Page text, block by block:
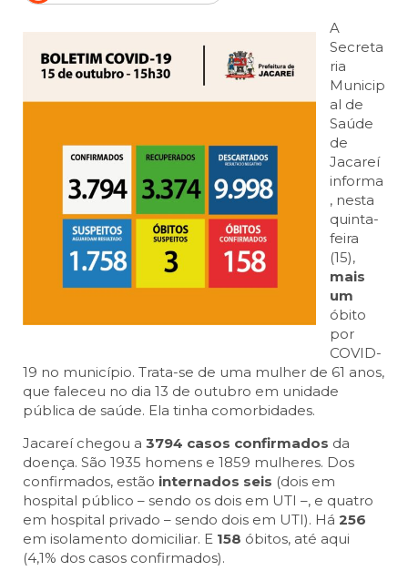
A
Secreta
ria
Municip
al de
Saúde
de
Jacareí
informa
, nesta
quinta-
feira
(15),
mais
um
óbito
por
COVID-
19 no município. Trata-se de uma mulher de 61 anos,
que faleceu no dia 13 de outubro em unidade
pública de saúde. Ela tinha comorbidades.
Jacareí chegou a 3794 casos confirmados da
doença. São 1935 homens e 1859 mulheres. Dos
confirmados, estão internados seis (dois em
hospital público – sendo os dois em UTI –, e quatro
em hospital privado – sendo dois em UTI). Há 256
em isolamento domiciliar. E 158 óbitos, até aqui
(4,1% dos casos confirmados).